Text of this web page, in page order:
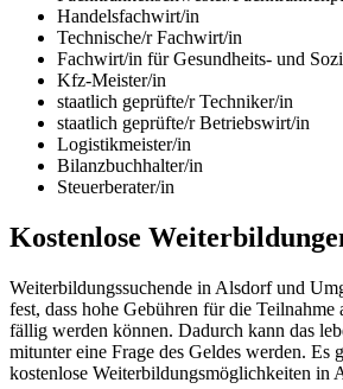
Handelsfachwirt/in
Technische/r Fachwirt/in
Fachwirt/in für Gesundheits- und
Kfz-Meister/in
staatlich geprüfte/r Techniker/in
staatlich geprüfte/r Betriebswirt/in
Logistikmeister/in
Bilanzbuchhalter/in
Steuerberater/in
Kostenlose
Weiterbildungssuchende in Alsdorf und
fest, dass hohe Gebühren für die Teilnahme
fällig werden können. Dadurch kann das
mitunter eine Frage des Geldes werden. Es
kostenlose Weiterbildungsmöglichkeiten in